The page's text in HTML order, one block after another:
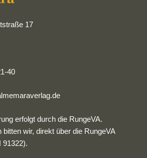
17
40
erfolgt durch die RungeVA.
bitten wir, direkt über die RungeVA
91322).